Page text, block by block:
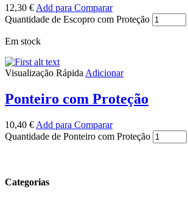
12,30 € Add para Comparar
Quantidade de Escopro com Proteção
Em stock
Visualização Rápida Adicionar
Ponteiro com Proteção
10,40 € Add para Comparar
Quantidade de Ponteiro com Proteção
Categorias